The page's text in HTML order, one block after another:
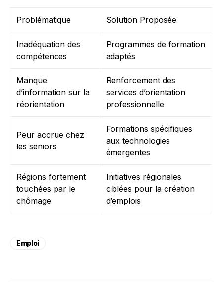
Problématique Solution Proposée
Inadéquation des
compétences
Programmes de formation
adaptés
Manque
d’information sur la
réorientation
Renforcement des
services d’orientation
professionnelle
Peur accrue chez
les seniors
Formations spécifiques
aux technologies
émergentes
Régions fortement
touchées par le
chômage
Initiatives régionales
ciblées pour la création
d’emplois
Emploi